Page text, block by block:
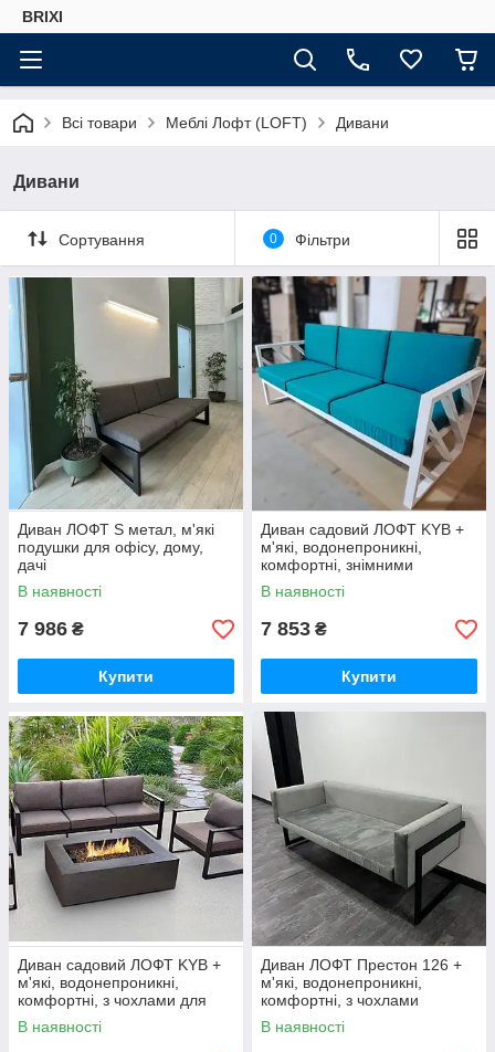
BRIXI
Всі товари Меблі Лофт (LOFT) Дивани
Дивани
Сортування 0 Фільтри
Диван ЛОФТ S метал, м'які
подушки для офісу, дому,
дачі
В наявності
7 986 ₴
Купити
Диван садовий ЛОФТ KYB +
м'які, водонепроникні,
комфортні, знімними
чохлами для офісу, дому,
дачі
В наявності
7 853 ₴
Купити
Диван садовий ЛОФТ KYB +
м'які, водонепроникні,
комфортні, з чохлами для
дому, дачі на тера
В наявності
Диван ЛОФТ Престон 126 +
м'які, водонепроникні,
комфортні, з чохлами
подушки для офісу, дому,
дачі
В наявності